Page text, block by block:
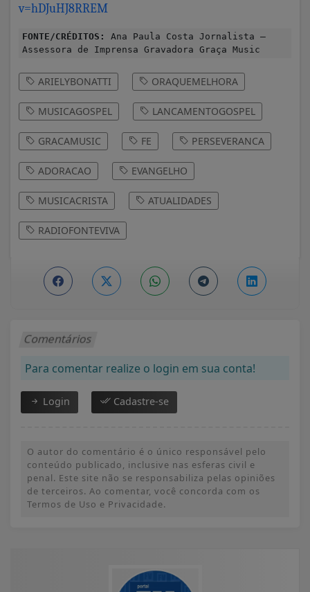
v=hDJuHJ8RREM
FONTE/CRÉDITOS:
Ana Paula Costa Jornalista –
Assessora de Imprensa Gravadora Graça Music
ARIELYBONATTI ORAQUEMELHORA
MUSICAGOSPEL LANCAMENTOGOSPEL
GRACAMUSIC FE PERSEVERANCA
ADORACAO EVANGELHO
MUSICACRISTA ATUALIDADES
RADIOFONTEVIVA
Comentários
Para comentar realize o login em sua conta!
Login Cadastre-se
O autor do comentário é o único responsável pelo
conteúdo publicado, inclusive nas esferas civil e
penal. Este site não se responsabiliza pelas opiniões
de terceiros. Ao comentar, você concorda com os
Termos de Uso e Privacidade.